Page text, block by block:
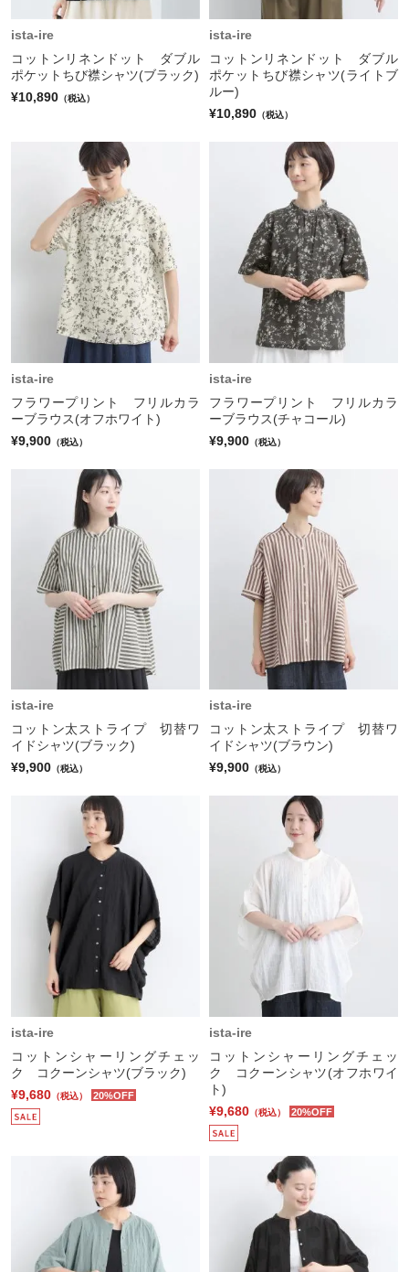
ista-ire
コットンリネンドット ダブル
ポケットちび襟シャツ(ブラック)
¥10,890 （税込）
ista-ire
コットンリネンドット ダブル
ポケットちび襟シャツ(ライトブ
ルー)
¥10,890 （税込）
ista-ire
フラワープリント フリルカラ
ーブラウス(オフホワイト)
¥9,900 （税込）
ista-ire
フラワープリント フリルカラ
ーブラウス(チャコール)
¥9,900 （税込）
ista-ire
コットン太ストライプ 切替ワ
イドシャツ(ブラック)
¥9,900 （税込）
ista-ire
コットン太ストライプ 切替ワ
イドシャツ(ブラウン)
¥9,900 （税込）
ista-ire
コットンシャーリングチェッ
ク コクーンシャツ(ブラック)
¥9,680 （税込） 20%OFF
ista-ire
コットンシャーリングチェッ
ク コクーンシャツ(オフホワイ
ト)
¥9,680 （税込） 20%OFF